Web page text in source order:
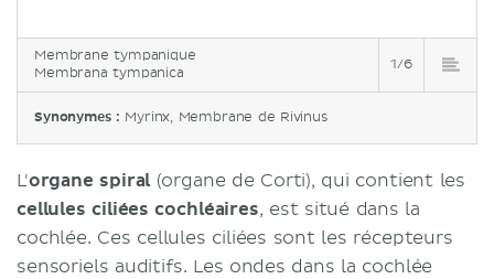
Membrane tympanique
Membrana tympanica
1/6
Synonymes : Myrinx, Membrane de Rivinus
L'organe spiral(organe de Corti), qui contient les
cellules ciliées cochléaires, est situé dans la
cochlée. Ces cellules ciliées sont les récepteurs
sensoriels auditifs. Les ondes dans la cochlée